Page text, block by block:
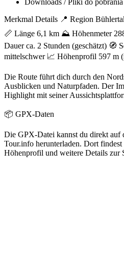
Downloads / Pliki do pobrania
Merkmal Details 📍 Region
📏 Länge 6,1 km ⛰️ Höhenmeter
Dauer ca. 2 Stunden (geschätzt) 🧭
mittelschwer 📈 Höhenprofil 597 m
Die Route führt dich durch den
Ausblicken und Naturpfaden. Der
Highlight mit seiner
📦 GPX-Daten
Die GPX-Datei kannst du direkt auf
Tour.info herunterladen. Dort findest
Höhenprofil und weitere Details zur